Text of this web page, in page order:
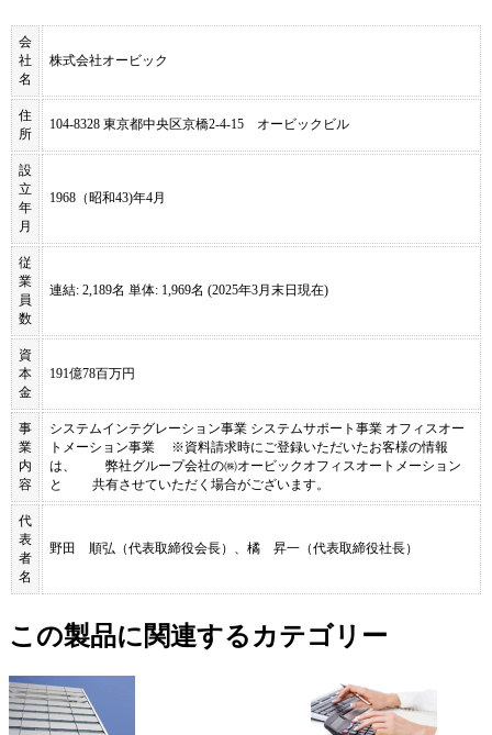
会
社
名
株式会社オービック
住
所
104-8328 東京都中央区京橋2-4-15 オービックビル
設
立
年
月
1968（昭和43)年4月
従
業
員
数
連結: 2,189名 単体: 1,969名 (2025年3月末日現在)
資
本
金
191億78百万円
事
業
内
容
システムインテグレーション事業 システムサポート事業 オフィスオー
トメーション事業 ※資料請求時にご登録いただいたお客様の情報
は、 弊社グループ会社の㈱オービックオフィスオートメーション
と 共有させていただく場合がございます。
代
表
者
名
野田 順弘（代表取締役会長）、橘 昇一（代表取締役社長）
この製品に関連するカテゴリー